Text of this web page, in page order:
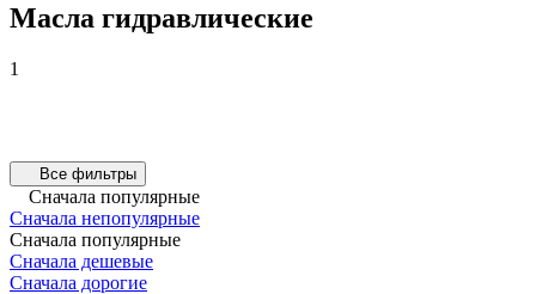
Масла гидравлические
1
Все фильтры
Сначала популярные
Сначала непопулярные
Сначала популярные
Сначала дешевые
Сначала дорогие